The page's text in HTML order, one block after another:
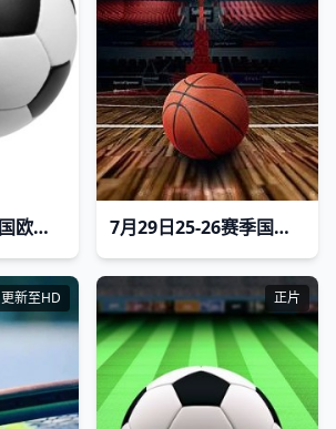
6月19日 2024德国欧洲杯小组赛 葡萄牙VS捷克 7月29日25-26赛季国青男篮热身赛 加拿大大卫安篮球学院VS澳大利亚纽纳华丁闪电队
更新至HD 正片